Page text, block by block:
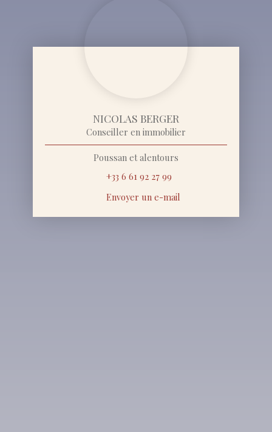
NICOLAS BERGER
Conseiller en immobilier
Poussan et alentours
+33 6 61 92 27 99
Envoyer un e-mail